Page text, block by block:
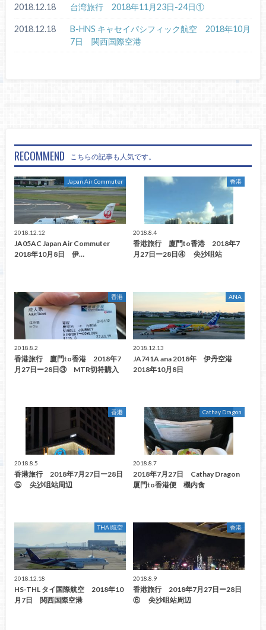
2018.12.18 台湾旅行 2018年11月23日-24日①
2018.12.18
B-HNS キャセイパシフィック航空 2018年10月
7日 関西国際空港
RECOMMEND こちらの記事も人気です。
Japan Air Commuter
2018.12.12
JA05AC Japan Air Commuter
2018年10月8日 伊…
香港
2018.8.4
香港旅行 廈門to香港 2018年7
月27日ー28日④ 尖沙咀站
香港
2018.8.2
香港旅行 廈門to香港 2018年7
月27日ー28日③ MTR切符購入
ANA
2018.12.13
JA741A ana 2018年 伊丹空港
2018年10月8日
香港
2018.8.5
香港旅行 2018年7月27日ー28日
⑤ 尖沙咀站周辺
Cathay Dragon
2018.8.7
2018年7月27日 Cathay Dragon
厦門to香港便 機内食
THAI航空
2018.12.18
HS-THL タイ国際航空 2018年10
月7日 関西国際空港
香港
2018.8.9
香港旅行 2018年7月27日ー28日
⑥ 尖沙咀站周辺